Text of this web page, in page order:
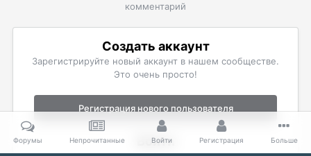
комментарий
Создать аккаунт
Зарегистрируйте новый аккаунт в нашем сообществе.
Это очень просто!
Регистрация нового пользователя
Войти
Форумы Непрочитанные Войти Регистрация Больше